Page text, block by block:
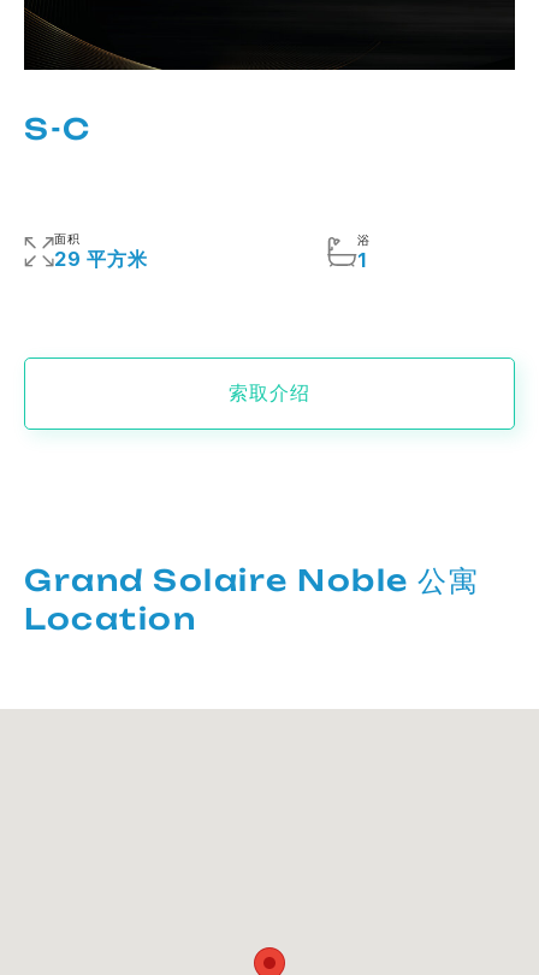
S-C
面积
29 平方米
浴
1
索取介绍
Grand Solaire Noble 公寓
Location